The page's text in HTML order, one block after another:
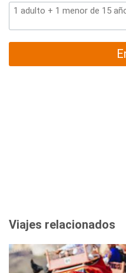
Viajes relacionados